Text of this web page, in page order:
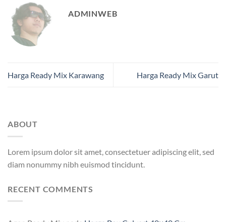
ADMINWEB
Harga Ready Mix Karawang Harga Ready Mix Garut
ABOUT
Lorem ipsum dolor sit amet, consectetuer adipiscing elit, sed
diam nonummy nibh euismod tincidunt.
RECENT COMMENTS